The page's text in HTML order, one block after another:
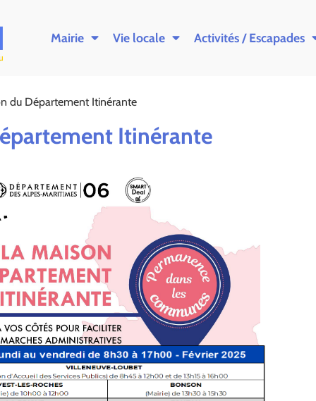
Mairie Vie locale Activités / Escapades
du Département Itinérante
Itinérante